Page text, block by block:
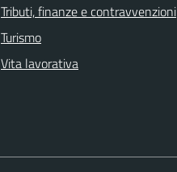
Tributi, finanze e contravvenzioni
Turismo
Vita lavorativa